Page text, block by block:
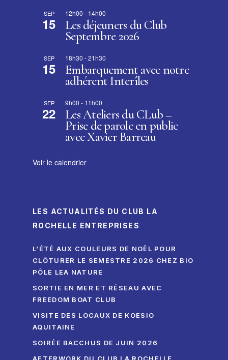
SEP
15
12h00 - 14h00
Les déjeuners du Club
Septembre 2026
SEP
15
18h30 -21h30
Embarquement avec notre
adhérent Interîles
SEP
22
9h00 - 11h00
Les Ateliers du CLub –
Prise de parole en public
avec Xavier Barreau
Voir le calendrier
LES ACTUALITÉS DU CLUB LA
ROCHELLE ENTREPRISES
L’ÉTÉ AUX COULEURS DE NOËL POUR
CLÔTURER LE SEMESTRE 2026 CHEZ BIO
PÔLE LEA NATURE
SORTIE EN MER ET RÉSEAU AVEC
FREEDOM BOAT CLUB
VISITE DES LOCAUX DE KOESIO
AQUITAINE
SOIRÉE BACCHUS DE JUIN 2026